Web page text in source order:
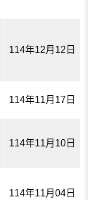
114年12月12日
114年11月17日
114年11月10日
114年11月04日